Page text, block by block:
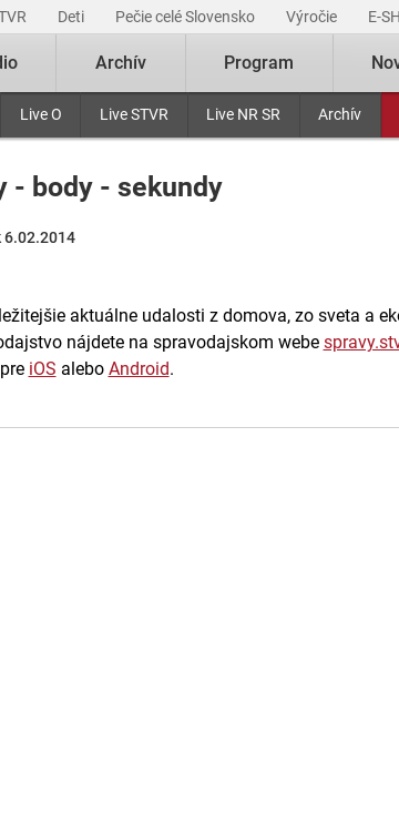
Deti Pečie celé Slovensko Výročie E-
Live O Live STVR Live NR SR Archív
Archív Program
- body - sekundy
6.02.2014
aktuálne udalosti z domova, zo sveta a
nájdete na spravodajskom webe
iOS alebo Android.